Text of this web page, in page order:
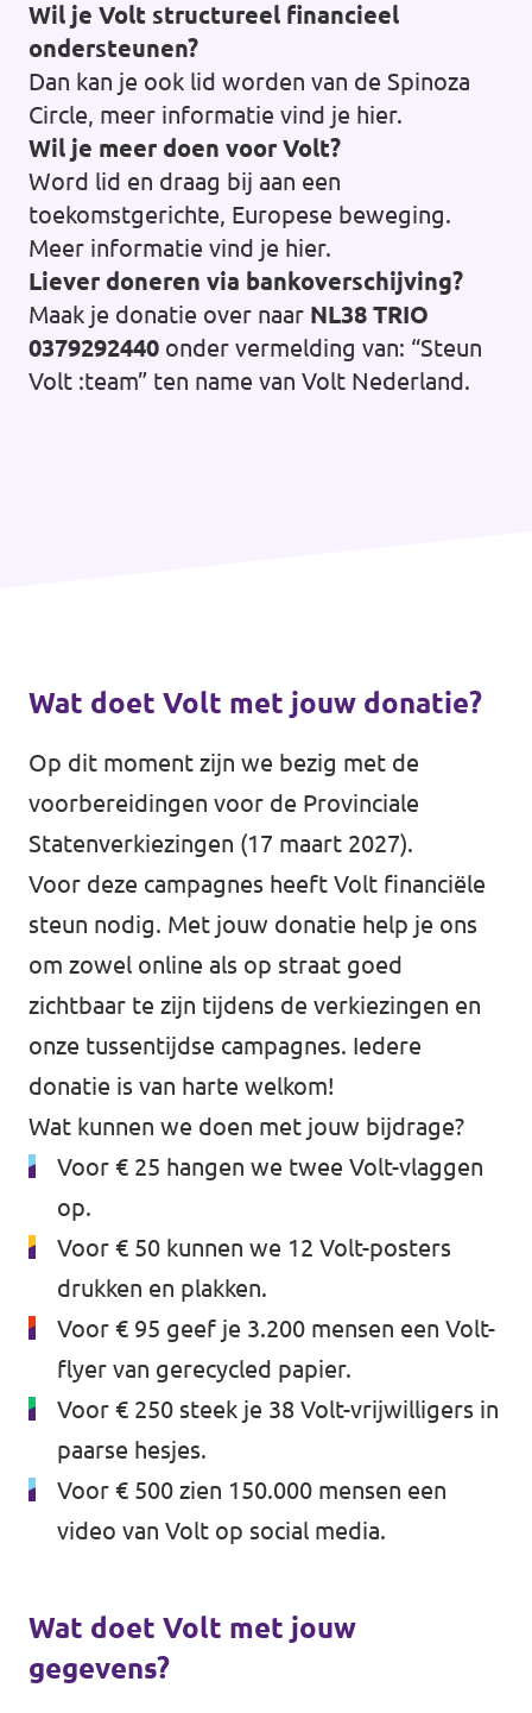
Wil je Volt structureel financieel
ondersteunen?
Dan kan je ook lid worden van de Spinoza
Circle, meer informatie vind je hier.
Wil je meer doen voor Volt?
Word lid en draag bij aan een
toekomstgerichte, Europese beweging.
Meer informatie vind je hier.
Liever doneren via bankoverschijving?
Maak je donatie over naar NL38 TRIO
0379292440 onder vermelding van: “Steun
Volt :team” ten name van Volt Nederland.
Wat doet Volt met jouw donatie?
Op dit moment zijn we bezig met de
voorbereidingen voor de Provinciale
Statenverkiezingen (17 maart 2027).
Voor deze campagnes heeft Volt financiële
steun nodig. Met jouw donatie help je ons
om zowel online als op straat goed
zichtbaar te zijn tijdens de verkiezingen en
onze tussentijdse campagnes. Iedere
donatie is van harte welkom!
Wat kunnen we doen met jouw bijdrage?
Voor € 25 hangen we twee Volt-vlaggen
op.
Voor € 50 kunnen we 12 Volt-posters
drukken en plakken.
Voor € 95 geef je 3.200 mensen een Volt-
flyer van gerecycled papier.
Voor € 250 steek je 38 Volt-vrijwilligers in
paarse hesjes.
Voor € 500 zien 150.000 mensen een
video van Volt op social media.
Wat doet Volt met jouw
gegevens?